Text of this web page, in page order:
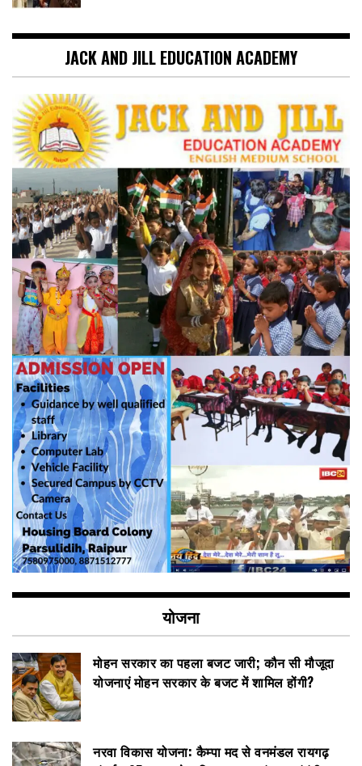
JACK AND JILL EDUCATION ACADEMY
योजना
मोहन सरकार का पहला बजट जारी; कौन सी मौजूदा
योजनाएं मोहन सरकार के बजट में शामिल होंगी?
नरवा विकास योजना: कैम्पा मद से वनमंडल रायगढ़